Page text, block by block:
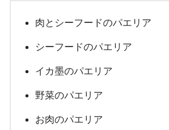
肉とシーフードのパエリア
シーフードのパエリア
イカ墨のパエリア
野菜のパエリア
お肉のパエリア